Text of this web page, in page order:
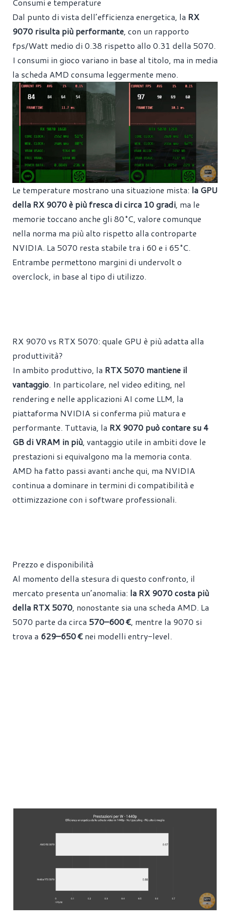
Dal punto di vista dell’efficienza energetica, la RX
9070 risulta più performante, con un rapporto
fps/Watt medio di 0.38 rispetto allo 0.31 della 5070.
I consumi in gioco variano in base al titolo, ma in media
la scheda AMD consuma leggermente meno.
Le temperature mostrano una situazione mista: la GPU
della RX 9070 è più fresca di circa 10 gradi, ma le
memorie toccano anche gli 80 °C, valore comunque
nella norma ma più alto rispetto alla controparte
NVIDIA. La 5070 resta stabile tra i 60 e i 65 °C.
Entrambe permettono margini di undervolt o
overclock, in base al tipo di utilizzo.
RX 9070 vs RTX 5070: quale GPU è più adatta alla
produttività?
In ambito produttivo, la RTX 5070 mantiene il
vantaggio. In particolare, nel video editing, nel
rendering e nelle applicazioni AI come LLM, la
piattaforma NVIDIA si conferma più matura e
performante. Tuttavia, la RX 9070 può contare su 4
GB di VRAM in più, vantaggio utile in ambiti dove le
prestazioni si equivalgono ma la memoria conta.
AMD ha fatto passi avanti anche qui, ma NVIDIA
continua a dominare in termini di compatibilità e
ottimizzazione con i software professionali.
Prezzo e disponibilità
Al momento della stesura di questo confronto, il
mercato presenta un’anomalia: la RX 9070 costa più
della RTX 5070, nonostante sia una scheda AMD. La
5070 parte da circa 570–600 €, mentre la 9070 si
trova a 629–650 €nei modelli entry-level.